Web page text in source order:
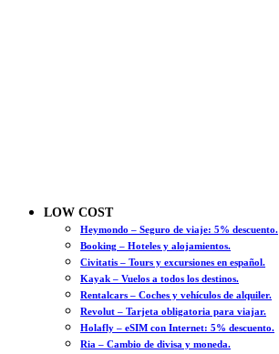
LOW COST
Heymondo – Seguro de viaje: 5% descuento.
Booking – Hoteles y alojamientos.
Civitatis – Tours y excursiones en español.
Kayak – Vuelos a todos los destinos.
Rentalcars – Coches y vehículos de alquiler.
Revolut – Tarjeta obligatoria para viajar.
Holafly – eSIM con Internet: 5% descuento.
Ria – Cambio de divisa y moneda.